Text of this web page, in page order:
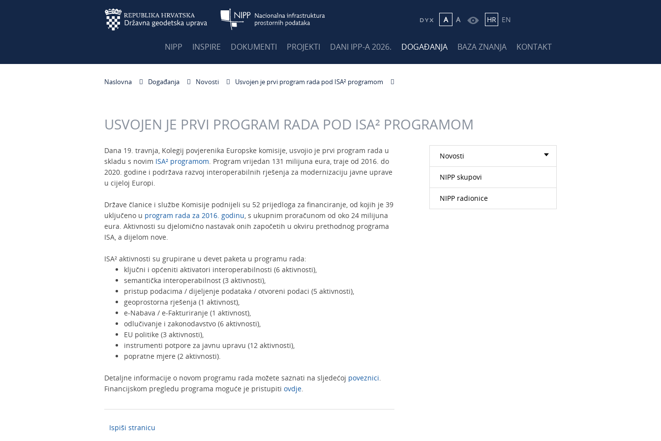
A A HR EN
NIPP INSPIRE DOKUMENTI PROJEKTI DANI IPP-A 2026. DOGAĐANJA BAZA ZNANJA KONTAKT
Naslovna Događanja Novosti Usvojen je prvi program rada pod ISA² programom
USVOJEN JE PRVI PROGRAM RADA POD ISA² PROGRAMOM
Dana 19. travnja, Kolegij povjerenika Europske komisije, usvojio je prvi program rada u
skladu s novim ISA² programom. Program vrijedan 131 milijuna eura, traje od 2016. do
2020. godine i podržava razvoj interoperabilnih rješenja za modernizaciju javne uprave
u cijeloj Europi.
Države članice i službe Komisije podnijeli su 52 prijedloga za financiranje, od kojih je 39
uključeno u program rada za 2016. godinu, s ukupnim proračunom od oko 24 milijuna
eura. Aktivnosti su djelomično nastavak onih započetih u okviru prethodnog programa
ISA, a dijelom nove.
ISA² aktivnosti su grupirane u devet paketa u programu rada:
ključni i općeniti aktivatori interoperabilnosti (6 aktivnosti),
semantička interoperabilnost (3 aktivnosti),
pristup podacima / dijeljenje podataka / otvoreni podaci (5 aktivnosti),
geoprostorna rješenja (1 aktivnost),
e-Nabava / e-Fakturiranje (1 aktivnost),
odlučivanje i zakonodavstvo (6 aktivnosti),
EU politike (3 aktivnosti),
instrumenti potpore za javnu upravu (12 aktivnosti),
popratne mjere (2 aktivnosti).
Detaljne informacije o novom programu rada možete saznati na sljedećoj poveznici.
Financijskom pregledu programa moguće je pristupiti ovdje.
Ispiši stranicu
Novosti
NIPP skupovi
NIPP radionice